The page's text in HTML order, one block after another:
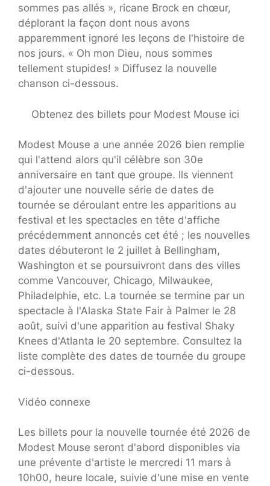
sommes pas allés », ricane Brock en chœur,
déplorant la façon dont nous avons
apparemment ignoré les leçons de l'histoire de
nos jours. « Oh mon Dieu, nous sommes
tellement stupides! » Diffusez la nouvelle
chanson ci-dessous.
Obtenez des billets pour Modest Mouse ici
Modest Mouse a une année 2026 bien remplie
qui l'attend alors qu'il célèbre son 30e
anniversaire en tant que groupe. Ils viennent
d'ajouter une nouvelle série de dates de
tournée se déroulant entre les apparitions au
festival et les spectacles en tête d'affiche
précédemment annoncés cet été ; les nouvelles
dates débuteront le 2 juillet à Bellingham,
Washington et se poursuivront dans des villes
comme Vancouver, Chicago, Milwaukee,
Philadelphie, etc. La tournée se termine par un
spectacle à l'Alaska State Fair à Palmer le 28
août, suivi d'une apparition au festival Shaky
Knees d'Atlanta le 20 septembre. Consultez la
liste complète des dates de tournée du groupe
ci-dessous.
Vidéo connexe
Les billets pour la nouvelle tournée été 2026 de
Modest Mouse seront d'abord disponibles via
une prévente d'artiste le mercredi 11 mars à
10h00, heure locale, suivie d'une mise en vente